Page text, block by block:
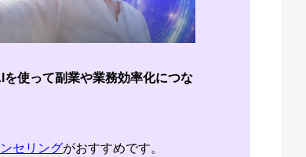
を使って副業や業務効率化につな
セリングがおすすめです。